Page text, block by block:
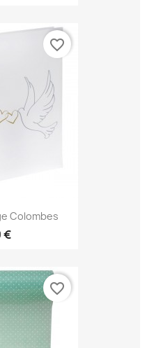
Colombes
€
favorite_border
favorite_border